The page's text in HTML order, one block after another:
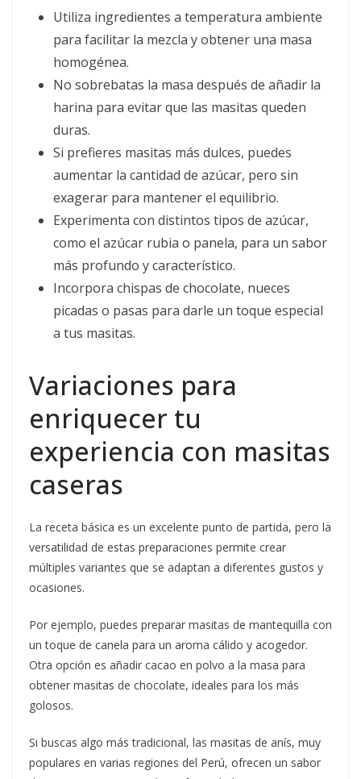
Utiliza ingredientes a temperatura ambiente
para facilitar la mezcla y obtener una masa
homogénea.
No sobrebatas la masa después de añadir la
harina para evitar que las masitas queden
duras.
Si prefieres masitas más dulces, puedes
aumentar la cantidad de azúcar, pero sin
exagerar para mantener el equilibrio.
Experimenta con distintos tipos de azúcar,
como el azúcar rubia o panela, para un sabor
más profundo y característico.
Incorpora chispas de chocolate, nueces
picadas o pasas para darle un toque especial
a tus masitas.
Variaciones para
enriquecer tu
experiencia con masitas
caseras
La receta básica es un excelente punto de partida, pero la
versatilidad de estas preparaciones permite crear
múltiples variantes que se adaptan a diferentes gustos y
ocasiones.
Por ejemplo, puedes preparar masitas de mantequilla con
un toque de canela para un aroma cálido y acogedor.
Otra opción es añadir cacao en polvo a la masa para
obtener masitas de chocolate, ideales para los más
golosos.
Si buscas algo más tradicional, las masitas de anís, muy
populares en varias regiones del Perú, ofrecen un sabor